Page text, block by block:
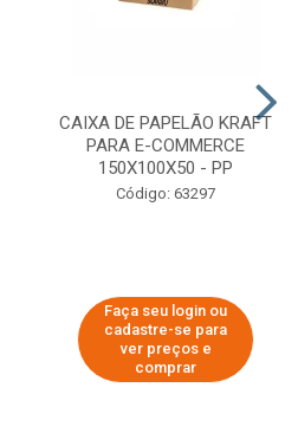
CAIXA DE PAPELÃO KRAFT
PARA E-COMMERCE
150X100X50 - PP
Código: 63297
Faça seu login ou
cadastre-se para
ver preços e
comprar